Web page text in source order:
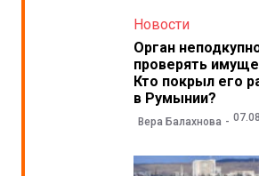
Новости
Орган
проверять
Кто покрыл его
в Румынии?
Вера Балахнова